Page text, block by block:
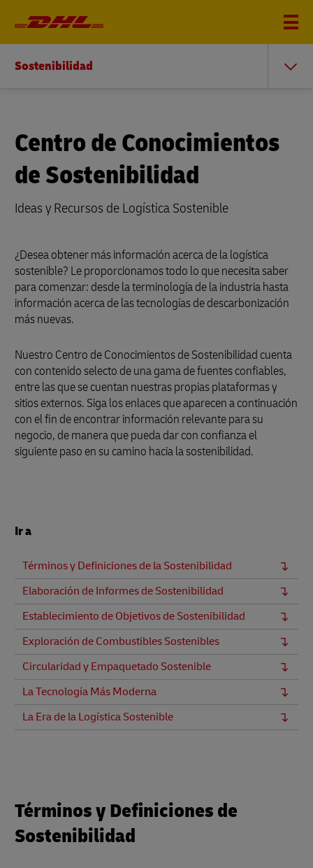
Sostenibilidad
Centro de Conocimientos
de Sostenibilidad
Ideas y Recursos de Logística Sostenible
¿Desea obtener más información acerca de la logística
sostenible? Le proporcionamos todo lo que necesita saber
para comenzar: desde la terminología de la industria hasta
información acerca de las tecnologías de descarbonización
más nuevas.
Nuestro Centro de Conocimientos de Sostenibilidad cuenta
con contenido selecto de una gama de fuentes confiables,
entre las que se cuentan nuestras propias plataformas y
sitios externos. Siga los enlaces que aparecen a continuación
con el fin de encontrar información relevante para su
negocio, de manera que pueda dar con confianza el
siguiente paso en su camino hacia la sostenibilidad.
Ir a
Términos y Definiciones de la Sostenibilidad
Elaboración de Informes de Sostenibilidad
Establecimiento de Objetivos de Sostenibilidad
Exploración de Combustibles Sostenibles
Circularidad y Empaquetado Sostenible
La Tecnología Más Moderna
La Era de la Logística Sostenible
Términos y Definiciones de
Sostenibilidad